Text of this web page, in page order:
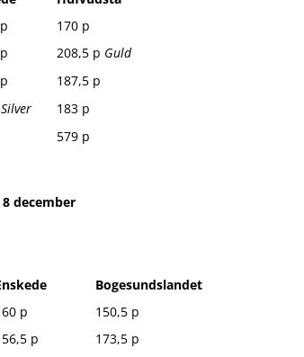
170 p
208,5 p Guld
187,5 p
Silver
183 p
579 p
december
Bogesundslandet
p
150,5 p
p
173,5 p